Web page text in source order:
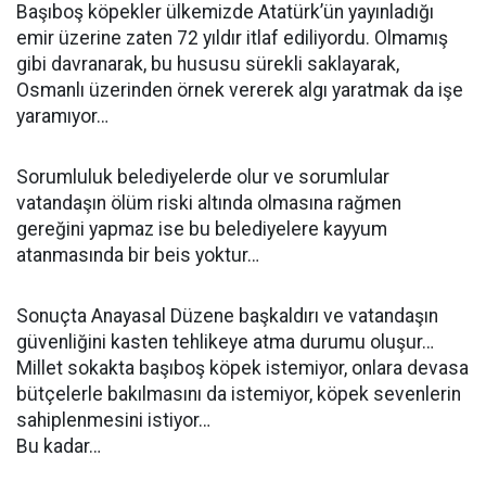
Başıboş köpekler ülkemizde Atatürk’ün yayınladığı
emir üzerine zaten 72 yıldır itlaf ediliyordu. Olmamış
gibi davranarak, bu hususu sürekli saklayarak,
Osmanlı üzerinden örnek vererek algı yaratmak da işe
yaramıyor…
Sorumluluk belediyelerde olur ve sorumlular
vatandaşın ölüm riski altında olmasına rağmen
gereğini yapmaz ise bu belediyelere kayyum
atanmasında bir beis yoktur…
Sonuçta Anayasal Düzene başkaldırı ve vatandaşın
güvenliğini kasten tehlikeye atma durumu oluşur…
Millet sokakta başıboş köpek istemiyor, onlara devasa
bütçelerle bakılmasını da istemiyor, köpek sevenlerin
sahiplenmesini istiyor…
Bu kadar…